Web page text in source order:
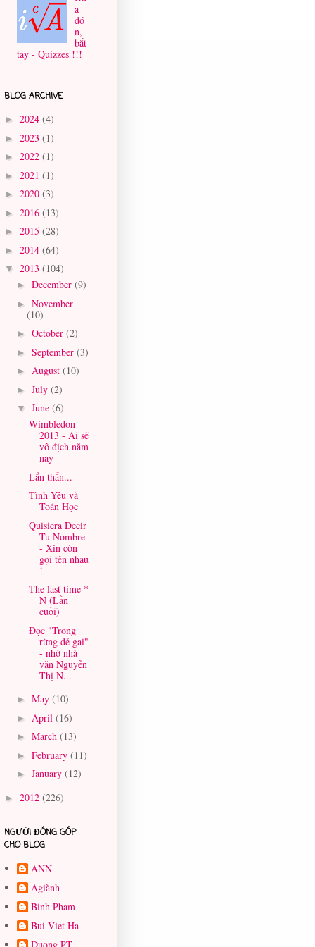
a
đó
n,
bắt
tay - Quizzes !!!
BLOG ARCHIVE
► 2024 (4)
► 2023 (1)
► 2022 (1)
► 2021 (1)
► 2020 (3)
► 2016 (13)
► 2015 (28)
► 2014 (64)
▼ 2013 (104)
► December (9)
► November
(10)
► October (2)
► September (3)
► August (10)
► July (2)
▼ June (6)
Wimbledon
2013 - Ai sẽ
vô địch năm
nay
Lẩn thẩn...
Tình Yêu và
Toán Học
Quisiera Decir
Tu Nombre
- Xin còn
gọi tên nhau
!
The last time *
N (Lần
cuối)
Đọc "Trong
rừng dẻ gai"
- nhớ nhà
văn Nguyễn
Thị N...
► May (10)
► April (16)
► March (13)
► February (11)
► January (12)
► 2012 (226)
NGƯỜI ĐÓNG GÓP
CHO BLOG
ANN
Agiành
Binh Pham
Bui Viet Ha
Duong PT